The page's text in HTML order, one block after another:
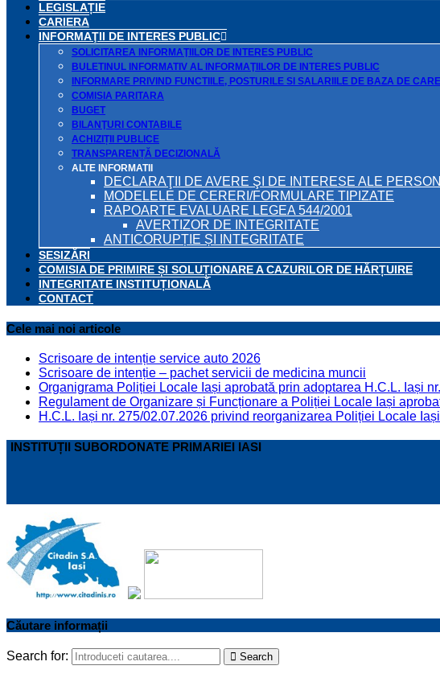
LEGISLAȚIE
CARIERA
INFORMAŢII DE INTERES PUBLIC
SOLICITAREA INFORMAŢIILOR DE INTERES PUBLIC
BULETINUL INFORMATIV AL INFORMAŢIILOR DE INTERES PUBLIC
INFORMARE PRIVIND FUNCTIILE, POSTURILE SI SALARIILE DE BAZA DE
COMISIA PARITARA
BUGET
BILANŢURI CONTABILE
ACHIZIȚII PUBLICE
TRANSPARENȚĂ DECIZIONALĂ
ALTE INFORMATII
DECLARAŢII DE AVERE ŞI DE INTERESE ALE
MODELELE DE CERERI/FORMULARE TIPIZATE
RAPOARTE EVALUARE LEGEA 544/2001
AVERTIZOR DE INTEGRITATE
ANTICORUPȚIE ȘI INTEGRITATE
SESIZĂRI
COMISIA DE PRIMIRE ȘI SOLUȚIONARE A CAZURILOR DE HĂRȚUIRE
INTEGRITATE INSTITUȚIONALĂ
CONTACT
Cele mai noi articole
Scrisoare de intenție service auto 2026
Scrisoare de intenție – pachet servicii de medicina muncii
Organigrama Poliției Locale Iași aprobată prin adoptarea H.C.L. Iași
Regulament de Organizare și Funcționare a Poliției Locale Iași
H.C.L. Iași nr. 275/02.07.2026 privind reorganizarea Poliției Locale Iași
INSTITUȚII SUBORDONATE PRIMARIEI IASI
Căutare informații
Search for: Search